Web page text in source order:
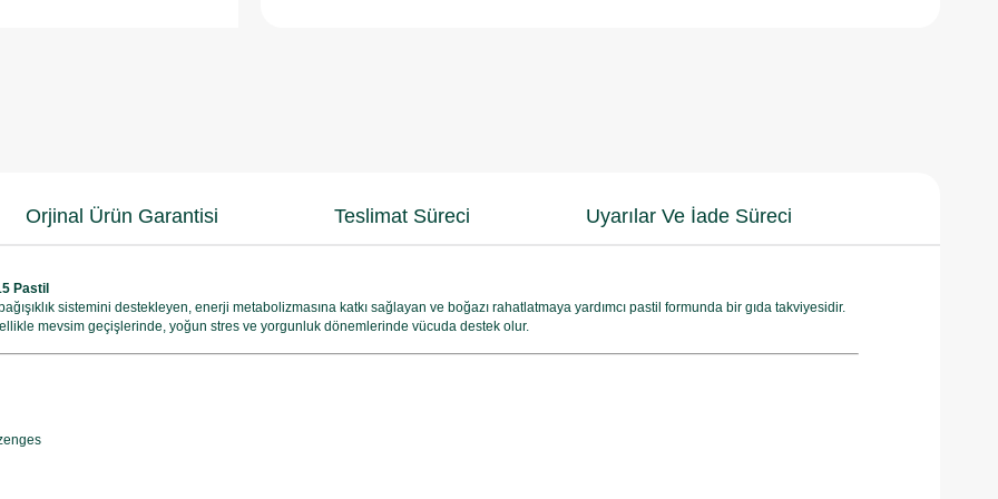
Orjinal Ürün Garantisi Teslimat Süreci Uyarılar Ve İade Süreci
Pastil
sistemini destekleyen, enerji metabolizmasına katkı sağlayan ve boğazı rahatlatmaya yardımcı pastil formunda bir gıda takviyesidir.
mevsim geçişlerinde, yoğun stres ve yorgunluk dönemlerinde vücuda destek olur.